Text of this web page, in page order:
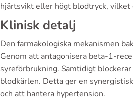
hjärtsvikt eller högt blodtryck,
Klinisk detalj
Den farmakologiska mekanismen
Genom att antagonisera beta-1-
syreförbrukning. Samtidigt
blodkärlen. Detta ger en
och att hantera hypertension.